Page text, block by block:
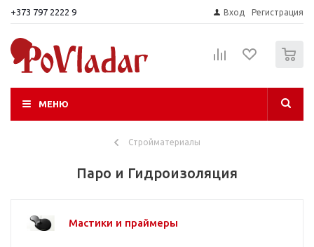
+373 797 2222 9 Вход Регистрация
МЕНЮ
Стройматериалы
Паро и Гидроизоляция
Мастики и праймеры